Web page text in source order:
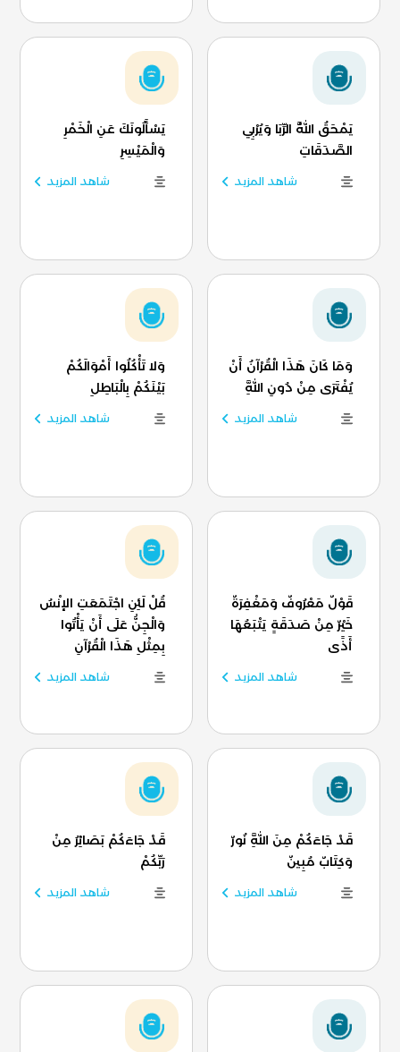
يَمْحَقُ اللَّهُ الرِّبَا وَيُرْبِي
الصَّدَقَاتِ
شاهد المزيد
يَسْأَلُونَكَ عَنِ الْخَمْرِ
وَالْمَيْسِرِ
شاهد المزيد
وَمَا كَانَ هَذَا الْقُرْآنُ أَنْ
يُفْتَرَى مِنْ دُونِ اللَّهِ
شاهد المزيد
وَلا تَأْكُلُوا أَمْوَالَكُمْ
بَيْنَكُمْ بِالْبَاطِلِ
شاهد المزيد
قَوْلٌ مَعْرُوفٌ وَمَغْفِرَةٌ
خَيْرٌ مِنْ صَدَقَةٍ يَتْبَعُهَا
أَذًى
شاهد المزيد
قُلْ لَئِنِ اجْتَمَعَتِ الإنْسُ
وَالْجِنُّ عَلَى أَنْ يَأْتُوا
بِمِثْلِ هَذَا الْقُرْآنِ
شاهد المزيد
قَدْ جَاءَكُمْ مِنَ اللَّهِ نُورٌ
وَكِتَابٌ مُبِينٌ
شاهد المزيد
قَدْ جَاءَكُمْ بَصَائِرُ مِنْ
رَبِّكُمْ
شاهد المزيد